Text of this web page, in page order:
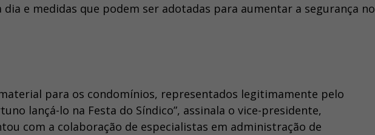
e medidas que podem ser adotadas para aumentar a segurança no
para os condomínios, representados legitimamente pelo
lançá-lo na Festa do Síndico”, assinala o vice-presidente,
com a colaboração de especialistas em administração de